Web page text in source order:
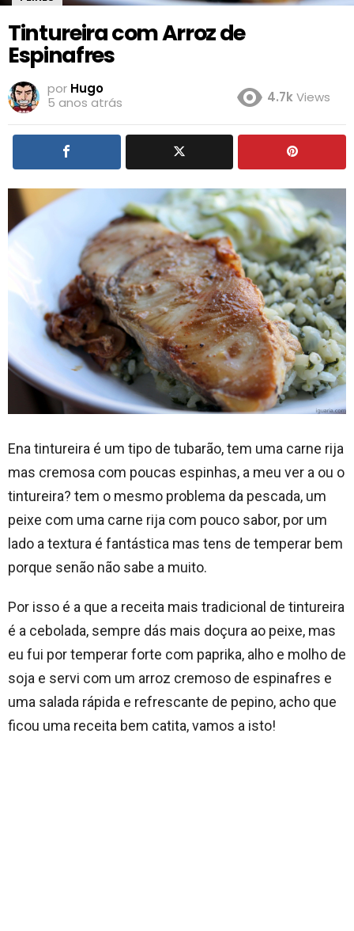
Tintureira com Arroz de
Espinafres
por Hugo
5 anos atrás
4.7kViews
Ena tintureira é um tipo de tubarão, tem uma carne rija
mas cremosa com poucas espinhas, a meu ver a ou o
tintureira? tem o mesmo problema da pescada, um
peixe com uma carne rija com pouco sabor, por um
lado a textura é fantástica mas tens de temperar bem
porque senão não sabe a muito.
Por isso é a que a receita mais tradicional de tintureira
é a cebolada, sempre dás mais doçura ao peixe, mas
eu fui por temperar forte com paprika, alho e molho de
soja e servi com um arroz cremoso de espinafres e
uma salada rápida e refrescante de pepino, acho que
ficou uma receita bem catita, vamos a isto!